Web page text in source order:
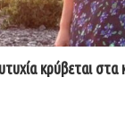
κρύβεται στα